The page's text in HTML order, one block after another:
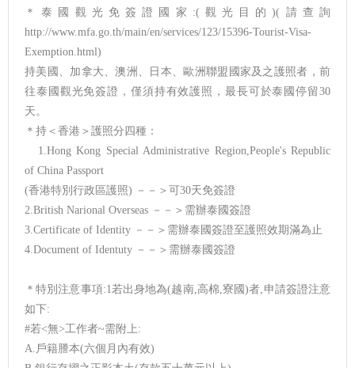
＊泰國觀光免簽證國家:(觀光目的)(請查詢
http://www.mfa.go.th/main/en/services/123/15396-Tourist-Visa-
Exemption.html)
持美國、加拿大、澳洲、日本、歐洲聯盟國家及之護照者，前
往泰國觀光免簽證，僅須持有效護照，最長可於泰國停留30
天。
＊持＜香港＞護照分四種：
1.Hong Kong Special Administrative Region,People's Republic
of China Passport
(香港特別行政區護照) －－＞可30天免簽證
2.British Narional Overseas －－＞需辦泰國簽證
3.Certificate of Identity －－＞需辦泰國簽證至護照效期滿為止
4.Document of Identuty －－＞需辦泰國簽證
＊特別注意事項:1若出身地為(越南,高棉,寮國)者,申請簽證注意
如下:
#若<無>工作者~需附上:
A.戶籍謄本(六個月內有效)